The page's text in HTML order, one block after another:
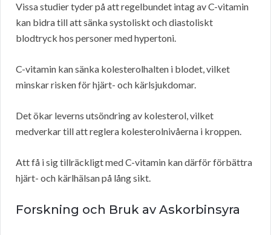
Vissa studier tyder på att regelbundet intag av C-vitamin
kan bidra till att sänka systoliskt och diastoliskt
blodtryck hos personer med hypertoni.
C-vitamin kan sänka kolesterolhalten i blodet, vilket
minskar risken för hjärt- och kärlsjukdomar.
Det ökar leverns utsöndring av kolesterol, vilket
medverkar till att reglera kolesterolnivåerna i kroppen.
Att få i sig tillräckligt med C-vitamin kan därför förbättra
hjärt- och kärlhälsan på lång sikt.
Forskning och Bruk av Askorbinsyra